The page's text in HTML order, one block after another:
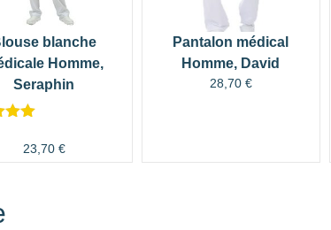
blanche
Homme,
Seraphin
sur
23,70 €
Pantalon médical
Homme, David
28,70 €